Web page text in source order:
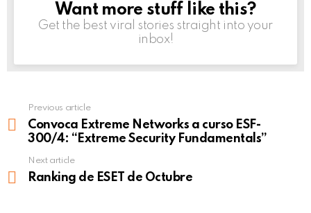
NEWSLETTER
Want more stuff like this?
Get the best viral stories straight into your
inbox!
more
Previous article
Convoca Extreme Networks a curso ESF-
300/4: “Extreme Security Fundamentals”
Next article
Ranking de ESET de Octubre